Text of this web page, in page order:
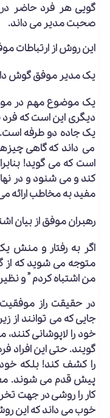
گویی هر فرد حاضر
صحبت مدیر می داند.
این روش از ارتباطات
یک مدیر موفق گوش
یک موضوع مهم در
دیگری این است که فرد
یک جاده دو طرفه
می داند که گاهی
است که می گوید!
کند و می شنود و در
مفید به مخاطب ارائه
رهبران موفق از بیان
اگر به رفتار و منش
متوجه می شوید که از
من اشتباه کردم ” و
در حقیقت راز
جایی که می توانند از
خود را لاپوشانی
گویند. حتی این افراد
را کشف کند! بلکه
پیش قدم می شوند.
کار را روشی در جهت
خوب می داند که این